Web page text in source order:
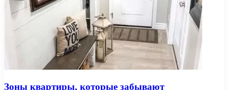
Зоны квартиры, которые забывают